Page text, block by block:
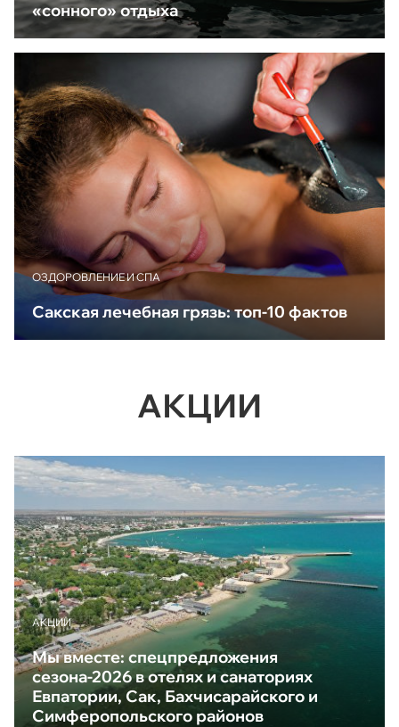
«сонного» отдыха
ОЗДОРОВЛЕНИЕ И СПА
Сакская лечебная грязь: топ-10 фактов
АКЦИИ
АКЦИИ
Мы вместе: спецпредложения
сезона-2026 в отелях и санаториях
Евпатории, Сак, Бахчисарайского и
Симферопольского районов